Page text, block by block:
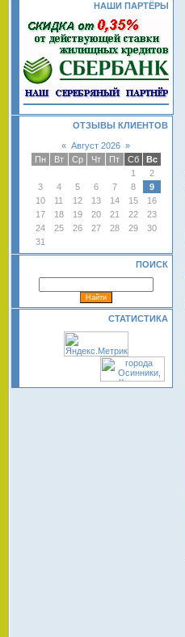
НАШИ ПАРТЁРЫ
ОТЗЫВЫ КЛИЕНТОВ
« Август 2026 »
Пн
Вт Ср Чт Пт Сб
Вс
1
2
3
4 5 6 7 8
9
10
11 12 13 14 15
16
17
18 19 20 21 22
23
24
25 26 27 28 29
30
31
ПОИСК
СТАТИСТИКА